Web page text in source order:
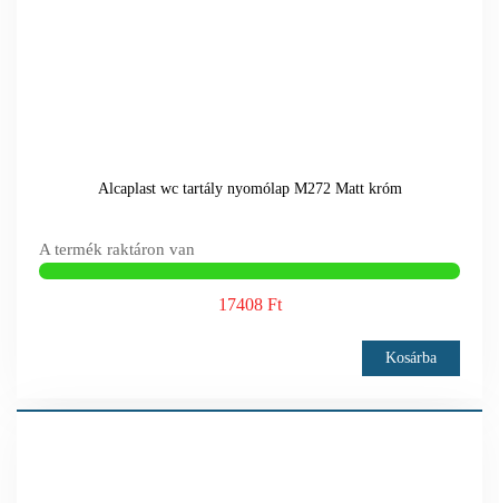
Alcaplast wc tartály nyomólap M272 Matt króm
A termék raktáron van
17408 Ft
Kosárba